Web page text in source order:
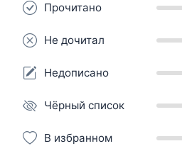
Прочитано
Не дочитал
Недописано
Чёрный список
В избранном